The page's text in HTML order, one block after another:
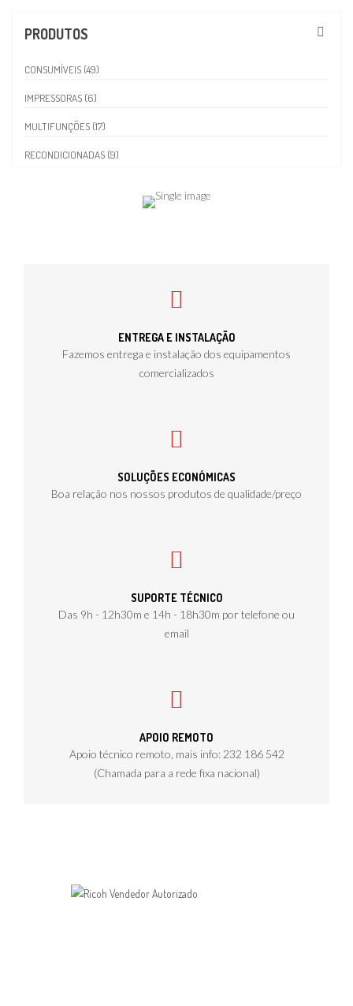
PRODUTOS
CONSUMÍVEIS (49)
IMPRESSORAS (6)
MULTIFUNÇÕES (17)
RECONDICIONADAS (9)
ENTREGA E INSTALAÇÃO
Fazemos entrega e instalação dos equipamentos
comercializados
SOLUÇÕES ECONÓMICAS
Boa relação nos nossos produtos de qualidade/preço
SUPORTE TÉCNICO
Das 9h - 12h30m e 14h - 18h30m por telefone ou
email
APOIO REMOTO
Apoio técnico remoto, mais info: 232 186 542
(Chamada para a rede fixa nacional)